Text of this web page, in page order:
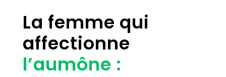
La femme qui
affectionne
l’aumône :